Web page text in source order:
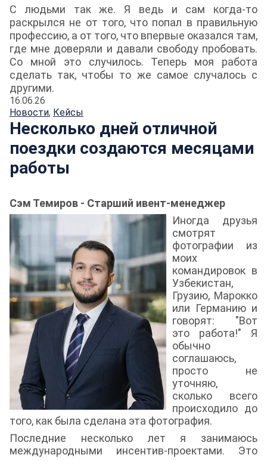
С людьми так же. Я ведь и сам когда-то
раскрылся не от того, что попал в правильную
профессию, а от того, что впервые оказался там,
где мне доверяли и давали свободу пробовать.
Со мной это случилось. Теперь моя работа
сделать так, чтобы то же самое случалось с
другими.
16.06.26
Новости, Кейсы
Несколько дней отличной
поездки создаются месяцами
работы
Сэм Темиров - Старший ивент-менеджер
Иногда друзья
смотрят
фотографии из
моих
командировок в
Узбекистан,
Грузию, Марокко
или Германию и
говорят: "Вот
это работа!" Я
обычно
соглашаюсь,
просто не
уточняю,
сколько всего
происходило до
того, как была сделана эта фотография.
Последние несколько лет я занимаюсь
международными инсентив-проектами. Это